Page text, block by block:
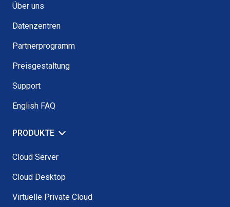
Über uns
Datenzentren
Partnerprogramm
Preisgestaltung
Support
English FAQ
PRODUKTE
Cloud Server
Cloud Desktop
Virtuelle Private Cloud